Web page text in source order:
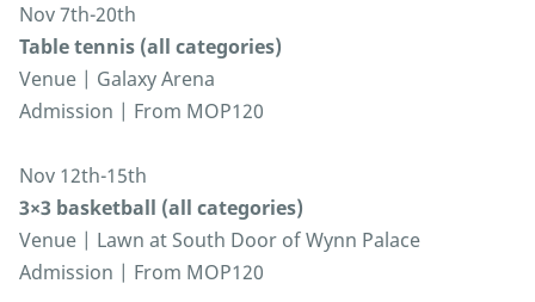
Nov 7th-20th
Table tennis (all categories)
Venue | Galaxy Arena
Admission | From MOP120
Nov 12th-15th
3×3 basketball (all categories)
Venue | Lawn at South Door of Wynn Palace
Admission | From MOP120